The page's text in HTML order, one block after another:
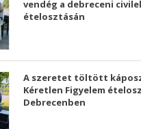
vendég a debreceni
ételosztásán
A szeretet töltött
Kéretlen Figyelem
Debrecenben